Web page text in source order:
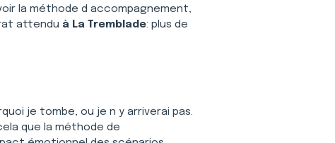
la méthode d accompagnement,
attendu à La Tremblade: plus de
je tombe, ou je n y arriverai pas.
que la méthode de